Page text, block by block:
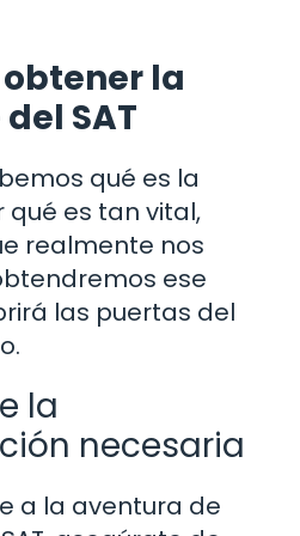
la
SAT
qué es la
es tan vital,
realmente nos
ese
las puertas del
la
necesaria
a la aventura de